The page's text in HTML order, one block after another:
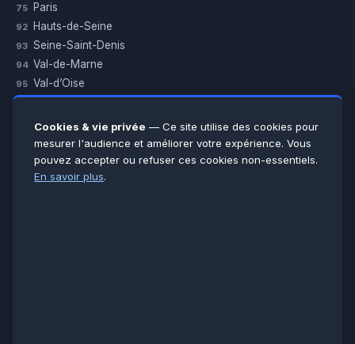
75 Paris
92 Hauts-de-Seine
93 Seine-Saint-Denis
94 Val-de-Marne
95 Val-d’Oise
Essonne
Seine-et-Marne
Voir toutes les villes →
Cookies & vie privée — Ce site utilise des cookies pour
mesurer l'audience et améliorer votre expérience. Vous
pouvez accepter ou refuser ces cookies non-essentiels.
En savoir plus.